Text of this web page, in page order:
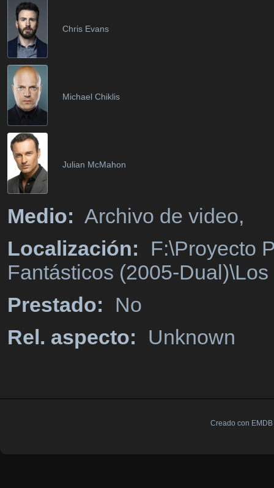
Chris Evans
Michael Chiklis
Julian McMahon
Medio: Archivo de video,
Localización:
F:\Proyecto
Fantásticos (2005-
Prestado:
No
Rel. aspecto:
Unknown
Creado con